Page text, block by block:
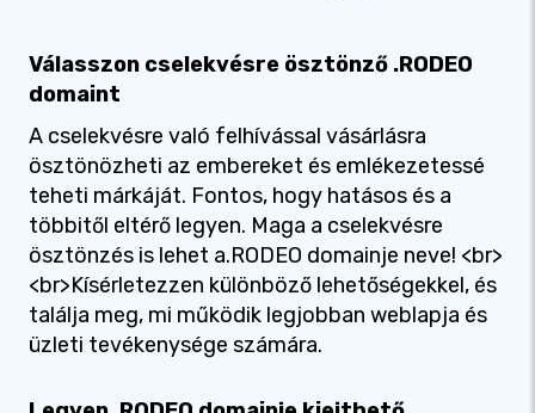
Válasszon cselekvésre ösztönző .RODEO
domaint
A cselekvésre való felhívással vásárlásra
ösztönözheti az embereket és emlékezetessé
teheti márkáját. Fontos, hogy hatásos és a
többitől eltérő legyen. Maga a cselekvésre
ösztönzés is lehet a.RODEO domainje neve! <br>
<br>Kísérletezzen különböző lehetőségekkel, és
találja meg, mi működik legjobban weblapja és
üzleti tevékenysége számára.